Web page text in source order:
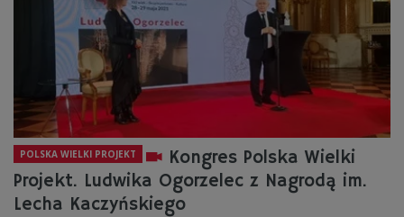
POLSKA WIELKI PROJEKT
Kongres Polska Wielki
Projekt. Ludwika Ogorzelec z Nagrodą im.
Lecha Kaczyńskiego